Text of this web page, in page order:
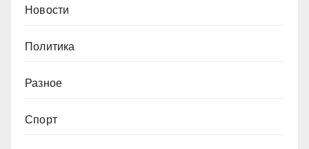
Новости
Политика
Разное
Спорт